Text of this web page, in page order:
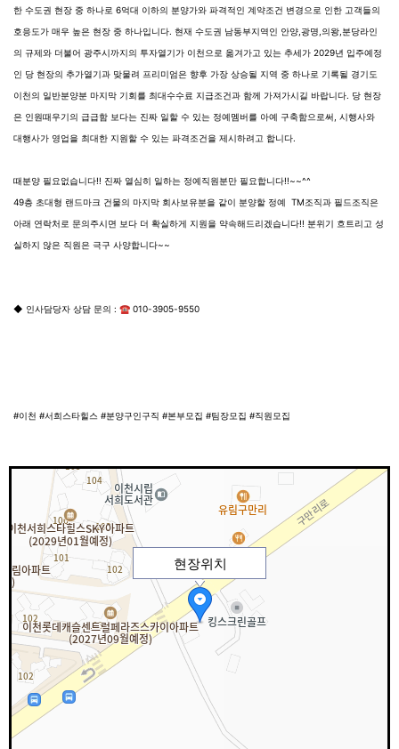
한 수도권 현장 중 하나로 6억대 이하의 분양가와 파격적인 계약조건 변경으로 인한 고객들의
호응도가 매우 높은 현장 중 하나입니다. 현재 수도권 남동부지역인 안양,광명,의왕,분당라인
의 규제와 더불어 광주시까지의 투자열기가 이천으로 옮겨가고 있는 추세가 2029년 입주예정
인 당 현장의 추가열기과 맞물려 프리미엄은 향후 가장 상승될 지역 중 하나로 기록될 경기도
이천의 일반분양분 마지막 기회를 최대수수료 지급조건과 함께 가져가시길 바랍니다. 당 현장
은 인원때우기의 급급함 보다는 진짜 일할 수 있는 정예멤버를 아예 구축함으로써, 시행사와
대행사가 영업을 최대한 지원할 수 있는 파격조건을 제시하려고 합니다.
때분양 필요없습니다!! 진짜 열심히 일하는 정예직원분만 필요합니다!!~~^^
49층 초대형 랜드마크 건물의 마지막 회사보유분을 같이 분양할 정예 TM조직과 필드조직은
아래 연락처로 문의주시면 보다 더 확실하게 지원을 약속해드리겠습니다!! 분위기 흐트리고 성
실하지 않은 직원은 극구 사양합니다~~
◆ 인사담당자 상담 문의 : ☎ 010-3905-9550
#이천 #서희스타힐스 #분양구인구직 #본부모집 #팀장모집 #직원모집
현장위치